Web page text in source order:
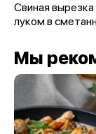
Свиная
луком в
Мы